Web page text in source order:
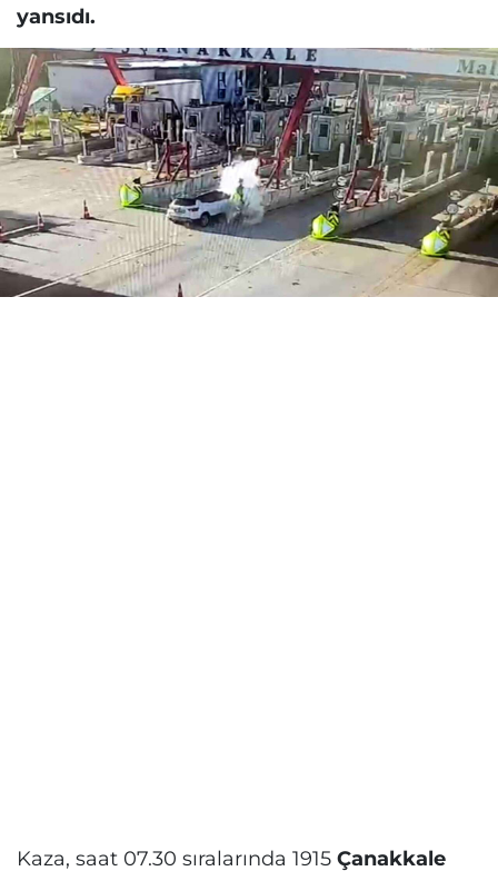
yansıdı.
Kaza, saat 07.30 sıralarında 1915 Çanakkale